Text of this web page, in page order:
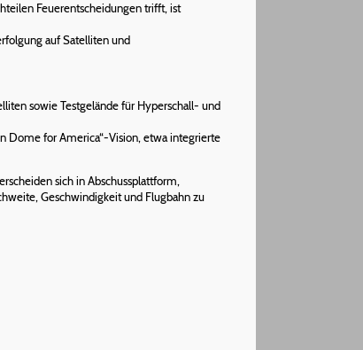
Feuerentscheidungen trifft, ist
auf Satelliten und
sowie Testgelände für Hyperschall- und
Dome for America“-Vision, etwa integrierte
sich in Abschussplattform,
Geschwindigkeit und Flugbahn zu